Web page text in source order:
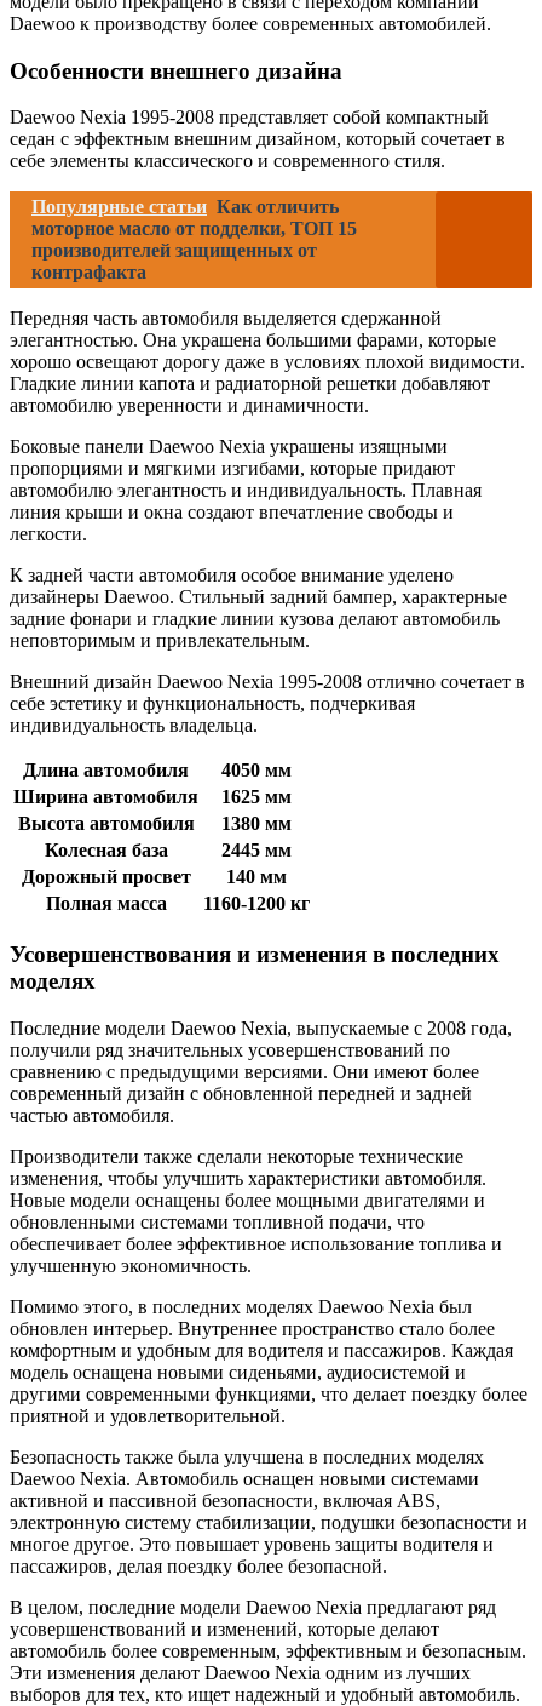
Daewoo к производству более современных автомобилей.
Особенности внешнего дизайна
Daewoo Nexia 1995-2008 представляет собой компактный
седан с эффектным внешним дизайном, который сочетает в
себе элементы классического и современного стиля.
Популярные статьи Как отличить
моторное масло от подделки, ТОП 15
производителей защищенных от
контрафакта
Передняя часть автомобиля выделяется сдержанной
элегантностью. Она украшена большими фарами, которые
хорошо освещают дорогу даже в условиях плохой видимости.
Гладкие линии капота и радиаторной решетки добавляют
автомобилю уверенности и динамичности.
Боковые панели Daewoo Nexia украшены изящными
пропорциями и мягкими изгибами, которые придают
автомобилю элегантность и индивидуальность. Плавная
линия крыши и окна создают впечатление свободы и
легкости.
К задней части автомобиля особое внимание уделено
дизайнеры Daewoo. Стильный задний бампер, характерные
задние фонари и гладкие линии кузова делают автомобиль
неповторимым и привлекательным.
Внешний дизайн Daewoo Nexia 1995-2008 отлично сочетает в
себе эстетику и функциональность, подчеркивая
индивидуальность владельца.
Длина автомобиля
4050 мм
Ширина автомобиля
1625 мм
Высота автомобиля
1380 мм
Колесная база
2445 мм
Дорожный просвет
140 мм
Полная масса
1160-1200 кг
Усовершенствования и изменения в последних
моделях
Последние модели Daewoo Nexia, выпускаемые с 2008 года,
получили ряд значительных усовершенствований по
сравнению с предыдущими версиями. Они имеют более
современный дизайн с обновленной передней и задней
частью автомобиля.
Производители также сделали некоторые технические
изменения, чтобы улучшить характеристики автомобиля.
Новые модели оснащены более мощными двигателями и
обновленными системами топливной подачи, что
обеспечивает более эффективное использование топлива и
улучшенную экономичность.
Помимо этого, в последних моделях Daewoo Nexia был
обновлен интерьер. Внутреннее пространство стало более
комфортным и удобным для водителя и пассажиров. Каждая
модель оснащена новыми сиденьями, аудиосистемой и
другими современными функциями, что делает поездку более
приятной и удовлетворительной.
Безопасность также была улучшена в последних моделях
Daewoo Nexia. Автомобиль оснащен новыми системами
активной и пассивной безопасности, включая ABS,
электронную систему стабилизации, подушки безопасности и
многое другое. Это повышает уровень защиты водителя и
пассажиров, делая поездку более безопасной.
В целом, последние модели Daewoo Nexia предлагают ряд
усовершенствований и изменений, которые делают
автомобиль более современным, эффективным и безопасным.
Эти изменения делают Daewoo Nexia одним из лучших
выборов для тех, кто ищет надежный и удобный автомобиль.